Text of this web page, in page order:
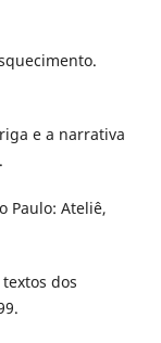
e a narrativa
Paulo: Ateliê,
dos